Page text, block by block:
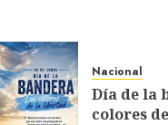
Nacional
Día de la
colores